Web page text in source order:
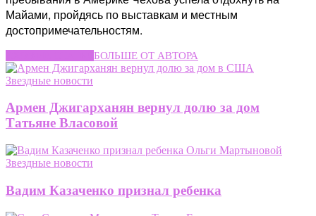
Майами, пройдясь по выставкам и местным
достопримечательностям.
БОЛЬШЕ ОТ АВТОРА
Звездные новости
Армен Джигарханян вернул долю за дом
Татьяне Власовой
Звездные новости
Вадим Казаченко признал ребенка